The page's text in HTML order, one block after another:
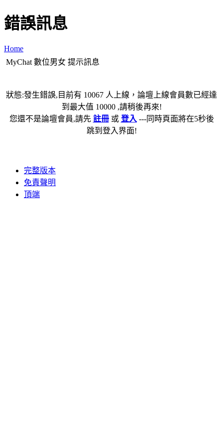
錯誤訊息
Home
MyChat 數位男女 提示訊息
狀態:發生錯誤,目前有 10067 人上線，論壇上線會員數已經達
到最大值 10000 ,請稍後再來!
您還不是論壇會員,請先 註冊或 登入 ---同時頁面將在5秒後
跳到登入界面!
完整版本
免責聲明
頂端